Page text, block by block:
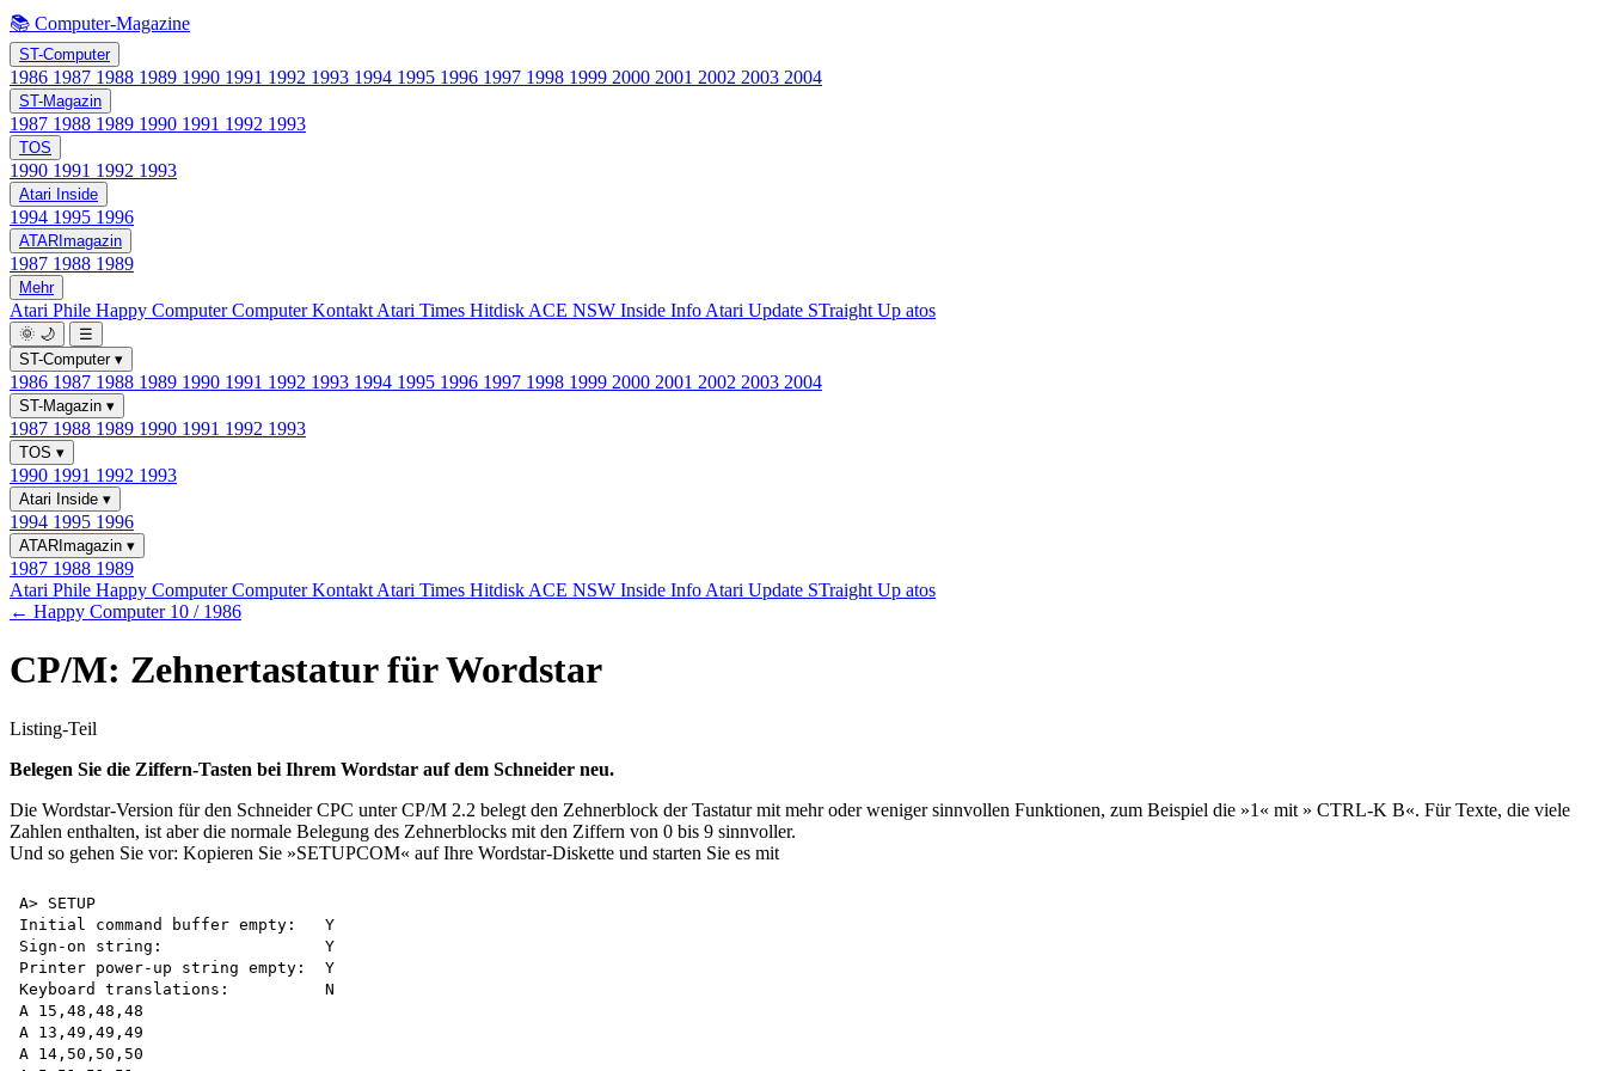
📚 Computer-Magazine
ST-Computer
1986 1987 1988 1989 1990 1991 1992 1993 1994 1995 1996 1997 1998 1999 2000 2001 2002 2003 2004
ST-Magazin
1987 1988 1989 1990 1991 1992 1993
TOS
1990 1991 1992 1993
Atari Inside
1994 1995 1996
ATARImagazin
1987 1988 1989
Mehr
Atari Phile Happy ComputerComputer Kontakt Atari Times Hitdisk ACE NSW Inside Info Atari Update STraight Up atos
🌞 🌙
☰
ST-Computer ▾
1986 1987 1988 1989 1990 1991 1992 1993 1994 1995 1996 1997 1998 1999 2000 2001 2002 2003 2004
ST-Magazin ▾
1987 1988 1989 1990 1991 1992 1993
TOS ▾
1990 1991 1992 1993
Atari Inside ▾
1994 1995 1996
ATARImagazin ▾
1987 1988 1989
Atari Phile Happy ComputerComputer Kontakt Atari Times Hitdisk ACE NSW Inside Info Atari Update STraight Up atos
← Happy Computer 10 / 1986
CP/M: Zehnertastatur für Wordstar
Listing-Teil
Belegen Sie die Ziffern-Tasten bei Ihrem Wordstar auf dem Schneider neu.
Die Wordstar-Version für den Schneider CPC unter CP/M 2.2 belegt den Zehnerblock der Tastatur mit mehr oder weniger sinnvollen Funktionen, zum Beispiel die »1« mit » CTRL-K B«. Für Texte, die viele
Zahlen enthalten, ist aber die normale Belegung des Zehnerblocks mit den Ziffern von 0 bis 9 sinnvoller.
Und so gehen Sie vor: Kopieren Sie »SETUPCOM« auf Ihre Wordstar-Diskette und starten Sie es mit
A> SETUP
Initial command buffer empty:   Y
Sign-on string:                 Y
Printer power-up string empty:  Y
Keyboard translations:          N
A 15,48,48,48
A 13,49,49,49
A 14,50,50,50